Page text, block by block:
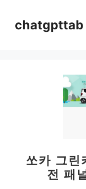
chatgpttab
쏘카 그린
전 패